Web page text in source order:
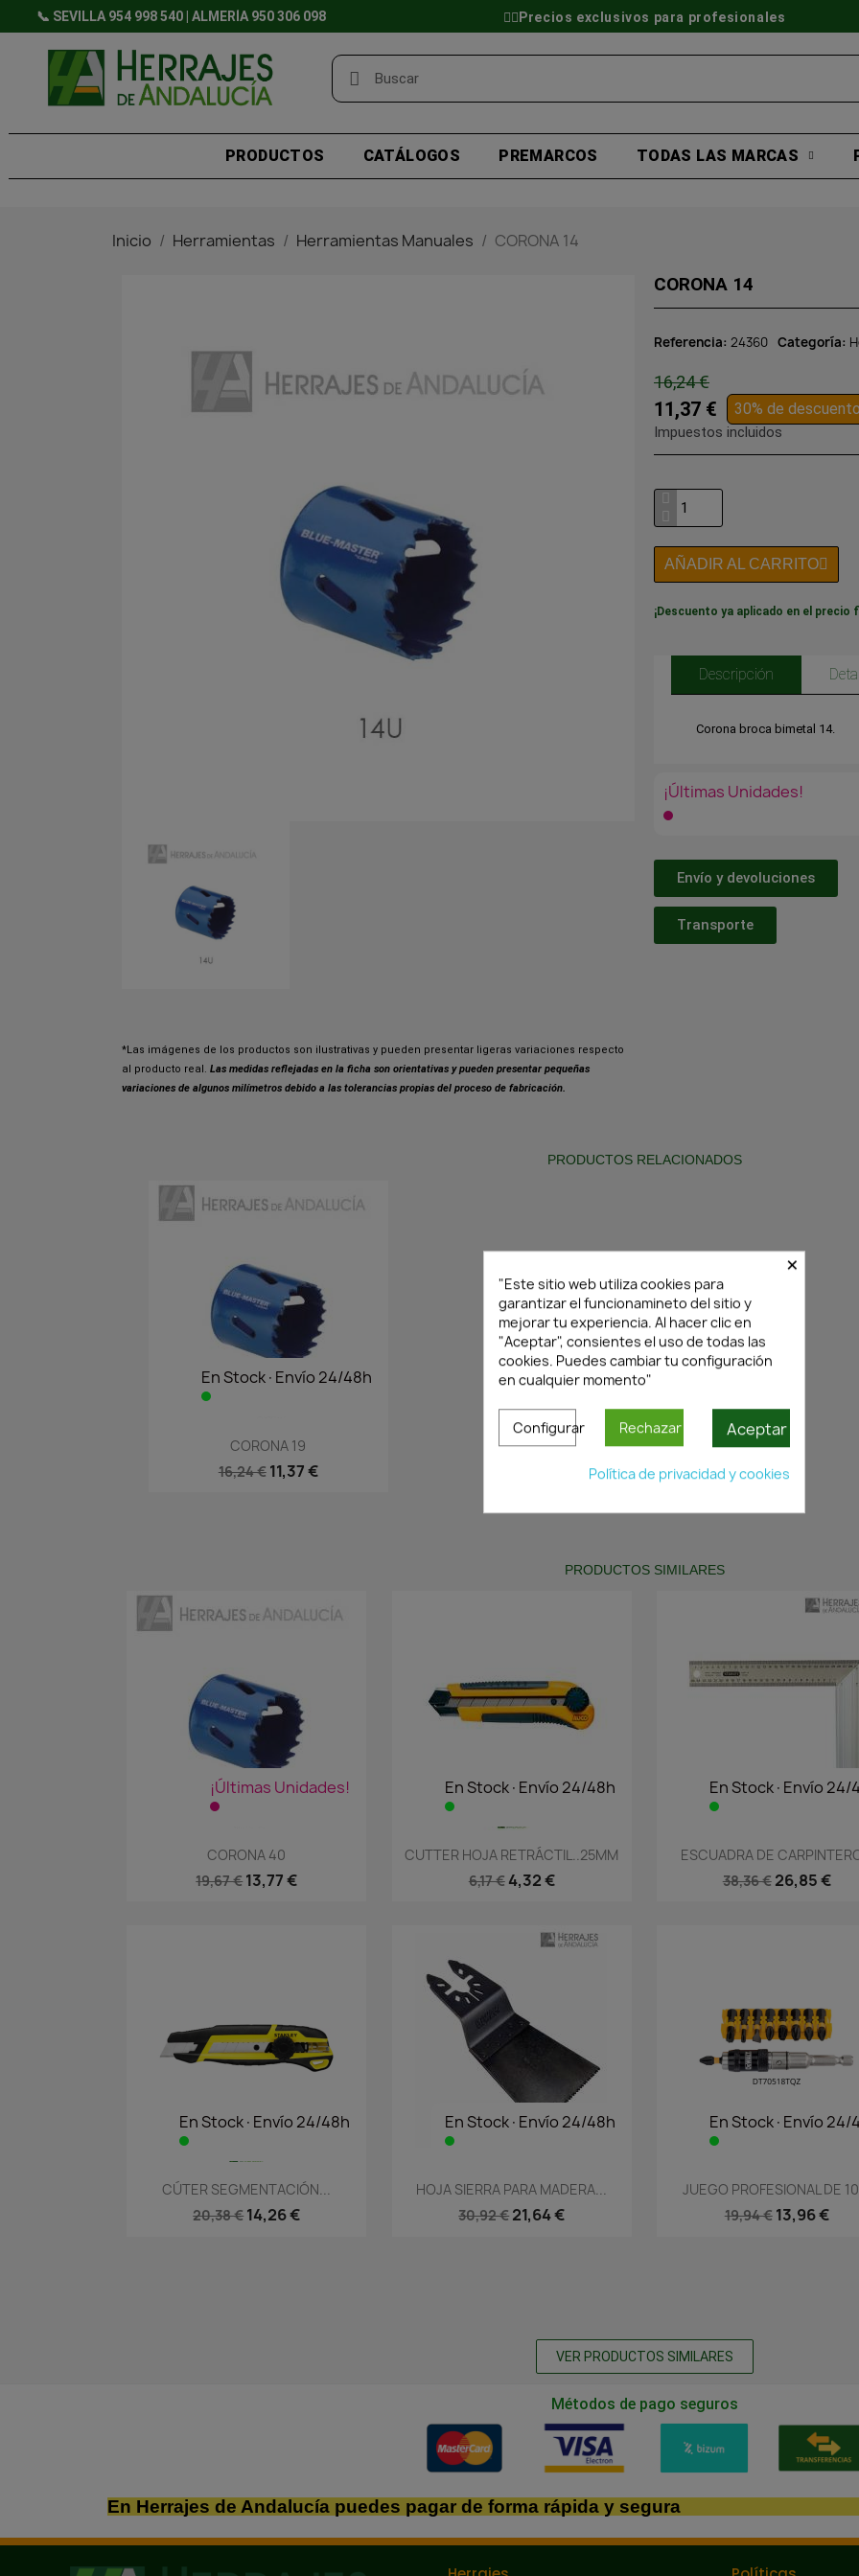
📞 SEVILLA 954 998 540 | ALMERÍA 950 306 098 👷‍♂️Precios exclusivos para profesionales
PRODUCTOS CATÁLOGOS PREMARCOS TODAS LAS MARCAS
Inicio Herramientas Herramientas Manuales CORONA 14
*Las imágenes de los productos son ilustrativas y pueden presentar ligeras variaciones respecto
al producto real. Las medidas reflejadas en la ficha son orientativas y pueden presentar pequeñas
variaciones de algunos milímetros debido a las tolerancias propias del proceso de fabricación.
CORONA 14
Referencia 24360 Categoría
16,24 €
11,37 € 30% de descuento
Impuestos incluidos
AÑADIR AL CARRITO
¡Descuento ya aplicado en el precio
Descripción
Corona broca bimetal 14.
¡Últimas Unidades!
Envío y devoluciones
Transporte
PRODUCTOS RELACIONADOS
En Stock·Envío 24/48h
Vista rápida
CORONA 19
16,24 € 11,37 €
PRODUCTOS SIMILARES
¡Últimas Unidades!
Vista rápida
CORONA 40
19,67 € 13,77 €
En Stock·Envío 24/48h
Vista rápida
CUTTER HOJA RETRÁCTIL..25MM
6,17 € 4,32 €
En Stock·Envío 24/
Vista rápida
ESCUADRA DE
38,36 € 26,85 €
En Stock·Envío 24/48h
Vista rápida
CÚTER SEGMENTACIÓN...
20,38 € 14,26 €
En Stock·Envío 24/48h
Vista rápida
HOJA SIERRA PARA MADERA...
30,92 € 21,64 €
En Stock·Envío 24/
Vista rápida
JUEGO PROFESIONAL DE
19,94 € 13,96 €
VER PRODUCTOS SIMILARES
Métodos de pago seguros
En Herrajes de Andalucía puedes pagar de forma rápida y segura
×
"Este sitio web utiliza cookies para
garantizar el funcionamineto del sitio y
mejorar tu experiencia. Al hacer clic en
"Aceptar", consientes el uso de todas las
cookies. Puedes cambiar tu configuración
en cualquier momento"
Configurar Rechazar Aceptar
Política de privacidad y cookies